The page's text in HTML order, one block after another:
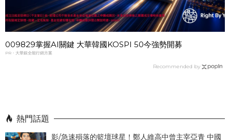
009829掌握AI關鍵 大華韓國KOSPI 50今強勢開募
PR・大華銀全能行銷方案
Recommended by
熱門話題
影/急速殞落的籃壇球星！鄭人維高中曾主宰亞青 中國